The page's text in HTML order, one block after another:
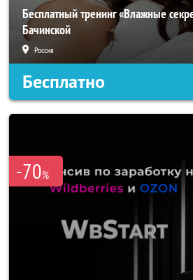
Бесплатный тренинг «Влажные
Бачинской
Россия
Бесплатно
-70%